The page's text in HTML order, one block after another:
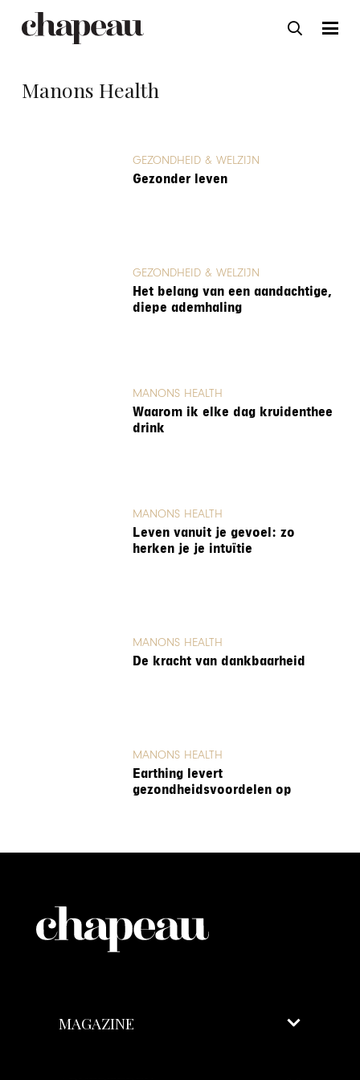
Manons Health
GEZONDHEID & WELZIJN
Gezonder leven
GEZONDHEID & WELZIJN
Het belang van een aandachtige,
diepe ademhaling
MANONS HEALTH
Waarom ik elke dag kruidenthee
drink
MANONS HEALTH
Leven vanuit je gevoel: zo
herken je je intuïtie
MANONS HEALTH
De kracht van dankbaarheid
MANONS HEALTH
Earthing levert
gezondheidsvoordelen op
MAGAZINE